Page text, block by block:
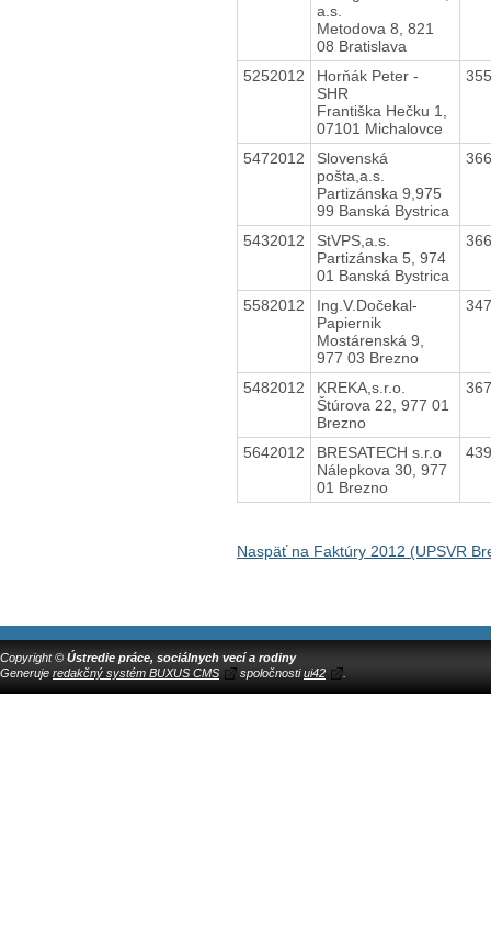
a.s.
Metodova 8, 821
08 Bratislava
5252012
Horňák Peter -
SHR
Františka Hečku 1,
07101 Michalovce
5472012
Slovenská
pošta,a.s.
Partizánska 9,975
99 Banská Bystrica
5432012
StVPS,a.s.
Partizánska 5, 974
01 Banská Bystrica
5582012
Ing.V.Dočekal-
Papiernik
Mostárenská 9,
977 03 Brezno
5482012
KREKA,s.r.o.
Štúrova 22, 977 01
Brezno
5642012
BRESATECH s.r.o
Nálepkova 30, 977
01 Brezno
Naspäť na Faktúry 2012 (UPSVR
Copyright © Ústredie práce, sociálnych vecí a rodiny
Generuje redakčný systém BUXUS CMS spoločnostiui42